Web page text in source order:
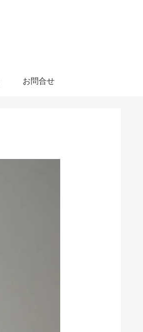
お問合せ